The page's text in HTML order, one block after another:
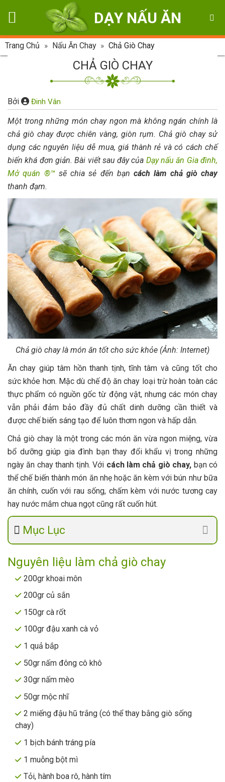
DẠY NẤU ĂN
Trang Chủ » Nấu Ăn Chay » Chả Giò Chay
CHẢ GIÒ CHAY
Bởi Đinh Vân
Một trong những món chay ngon mà không ngán chính là
chả giò chay được chiên vàng, giòn rụm. Chả giò chay sử
dụng các nguyên liệu dễ mua, giá thành rẻ và có cách chế
biến khá đơn giản. Bài viết sau đây của Dạy nấu ăn Gia đình,
Mở quán ®™sẽ chia sẻ đến bạn cách làm chả giò chay
thanh đạm.
Chả giò chay là món ăn tốt cho sức khỏe (Ảnh: Internet)
Ăn chay giúp tâm hồn thanh tịnh, tĩnh tâm và cũng tốt cho
sức khỏe hơn. Mặc dù chế độ ăn chay loại trừ hoàn toàn các
thực phẩm có nguồn gốc từ động vật, nhưng các món chay
vẫn phải đảm bảo đầy đủ chất dinh dưỡng cần thiết và
được chế biến sáng tạo để luôn thơm ngon và hấp dẫn.
Chả giò chay là một trong các món ăn vừa ngon miệng, vừa
bổ dưỡng giúp gia đình bạn thay đổi khẩu vị trong những
ngày ăn chay thanh tịnh. Với cách làm chả giò chay, bạn có
thể chế biến thành món ăn nhẹ hoặc ăn kèm với bún như bữa
ăn chính, cuốn với rau sống, chấm kèm với nước tương cay
hay nước mắm chua ngọt cũng rất cuốn hút.
Mục Lục
Nguyên liệu làm chả giò chay
200gr khoai môn
200gr củ sắn
150gr cà rốt
100gr đậu xanh cà vỏ
1 quả bắp
50gr nấm đông cô khô
30gr nấm mèo
50gr mộc nhĩ
2 miếng đậu hũ trắng (có thể thay bằng giò sống
chay)
1 bịch bánh tráng pía
1 muỗng bột mì
Tỏi, hành boa rô, hành tím